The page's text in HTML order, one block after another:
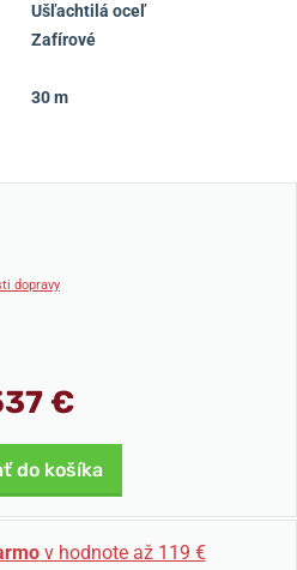
Ušľachtilá oceľ
Zafírové
30 m
dopravy
€
do košíka
v hodnote až 119 €